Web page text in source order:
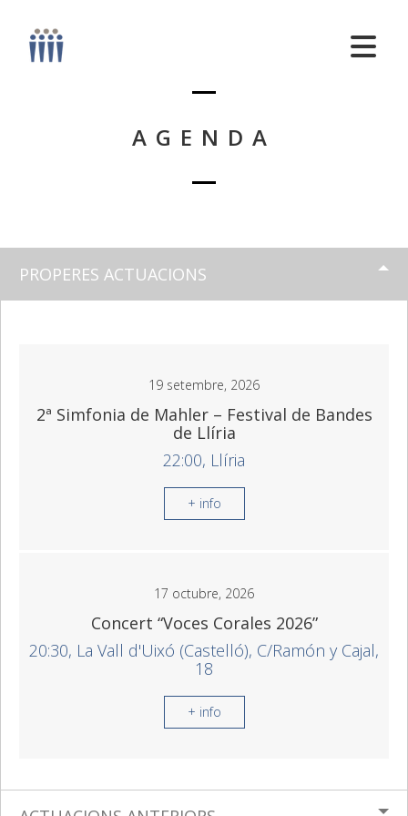
AGENDA
PROPERES ACTUACIONS
19 setembre, 2026
2ª Simfonia de Mahler – Festival de Bandes
de Llíria
22:00, Llíria
+ info
17 octubre, 2026
Concert “Voces Corales 2026”
20:30, La Vall d'Uixó (Castelló), C/Ramón y Cajal,
18
+ info